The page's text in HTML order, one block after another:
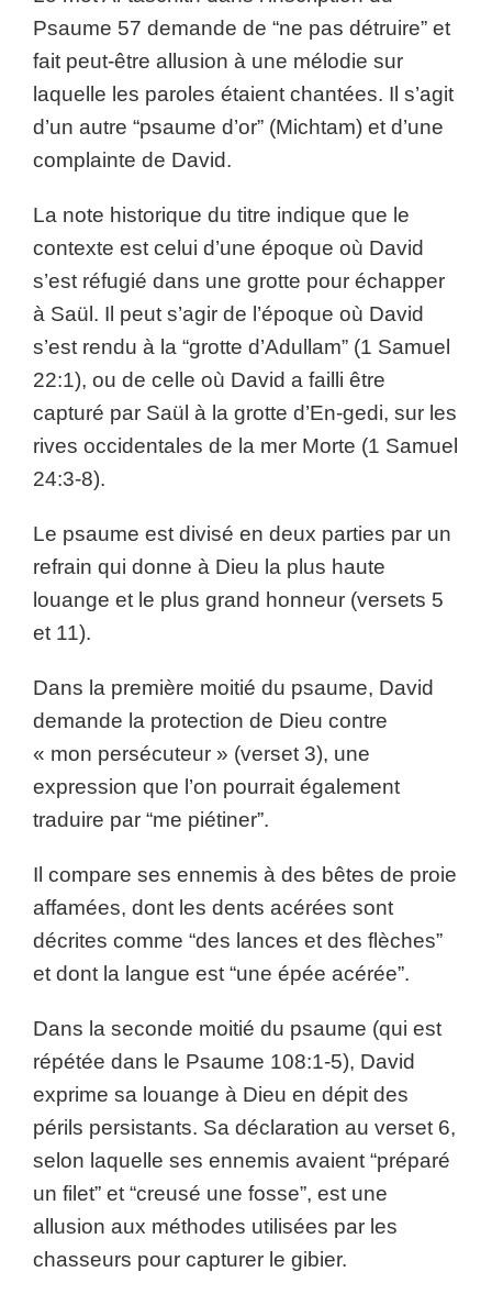
Psaume 57 demande de “ne pas détruire” et
fait peut-être allusion à une mélodie sur
laquelle les paroles étaient chantées. Il s’agit
d’un autre “psaume d’or” (Michtam) et d’une
complainte de David.
La note historique du titre indique que le
contexte est celui d’une époque où David
s’est réfugié dans une grotte pour échapper
à Saül. Il peut s’agir de l’époque où David
s’est rendu à la “grotte d’Adullam” (1 Samuel
22:1), ou de celle où David a failli être
capturé par Saül à la grotte d’En-gedi, sur les
rives occidentales de la mer Morte (1 Samuel
24:3-8).
Le psaume est divisé en deux parties par un
refrain qui donne à Dieu la plus haute
louange et le plus grand honneur (versets 5
et 11).
Dans la première moitié du psaume, David
demande la protection de Dieu contre
« mon persécuteur » (verset 3), une
expression que l’on pourrait également
traduire par “me piétiner”.
Il compare ses ennemis à des bêtes de proie
affamées, dont les dents acérées sont
décrites comme “des lances et des flèches”
et dont la langue est “une épée acérée”.
Dans la seconde moitié du psaume (qui est
répétée dans le Psaume 108:1-5), David
exprime sa louange à Dieu en dépit des
périls persistants. Sa déclaration au verset 6,
selon laquelle ses ennemis avaient “préparé
un filet” et “creusé une fosse”, est une
allusion aux méthodes utilisées par les
chasseurs pour capturer le gibier.